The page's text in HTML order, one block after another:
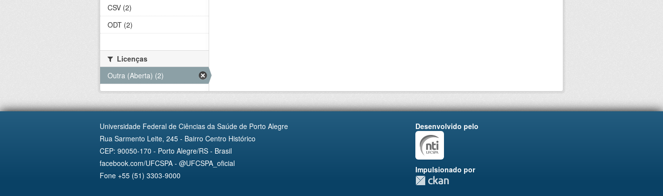
CSV (2)
ODT (2)
Licenças
Outra (Aberta) (2)
Universidade Federal de Ciências da Saúde de Porto Alegre
Rua Sarmento Leite, 245 - Bairro Centro Histórico
CEP: 90050-170 - Porto Alegre/RS - Brasil
facebook.com/UFCSPA - @UFCSPA_oficial
Fone +55 (51) 3303-9000
Desenvolvido pelo
Impulsionado por